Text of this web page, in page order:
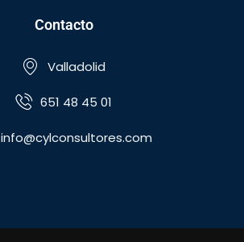
Contacto
Valladolid
651 48 45 01
info@cylconsultores.com